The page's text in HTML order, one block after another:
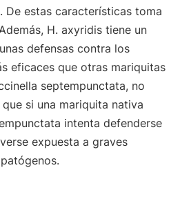
De estas características toma
H. axyridis tiene un
defensas contra los
eficaces que otras mariquitas
septempunctata, no
si una mariquita nativa
intenta defenderse
expuesta a graves